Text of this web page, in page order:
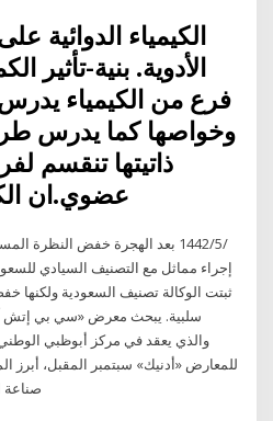
الكيمياء الدوائية
الأدوية. بنية-تأثير
فرع من الكيمياء يدرس
وخواصها كما يدرس
ذاتيتها تنقسم
عضوي.ان
إجراء مماثل مع التصنيف السيادي
ثبتت الوكالة تصنيف السعودية ولكنها
سلبية. يبحث معرض «سي بي إتش
للمعارض «أدنيك» سبتمبر المقبل، أبرز
صناعة